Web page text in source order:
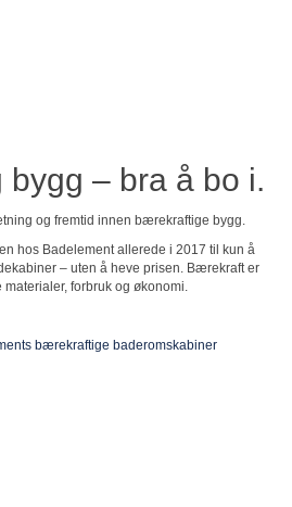
– bra å bo i.
og fremtid innen bærekraftige bygg.
hos Badelement allerede i 2017 til kun å
– uten å heve prisen. Bærekraft er
materialer, forbruk og økonomi.
bærekraftige baderomskabiner